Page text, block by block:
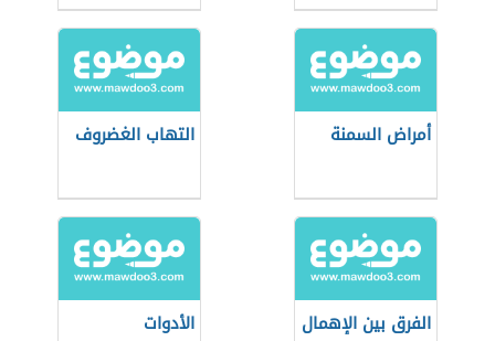
أمراض السمنة التهاب الغضروف
الفرق بين الإهمال
الأدوات